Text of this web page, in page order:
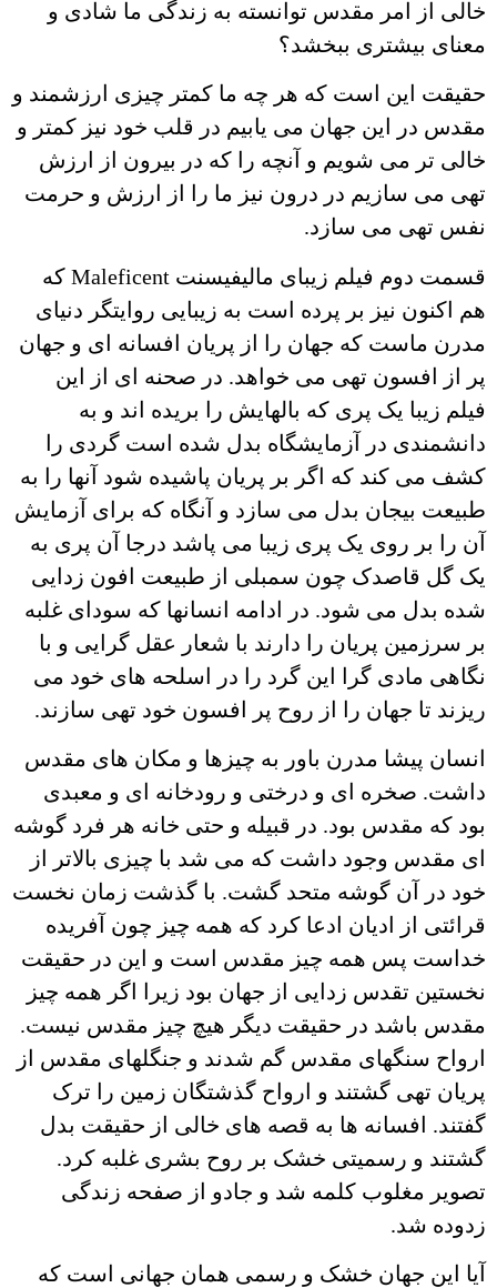
خالی از امر مقدس توانسته به زندگی ما شادی و
معنای بیشتری ببخشد؟
حقیقت این است که هر چه ما کمتر چیزی ارزشمند و
مقدس در این جهان می یابیم در قلب خود نیز کمتر و
خالی تر می شویم و آنچه را که در بیرون از ارزش
تهی می سازیم در درون نیز ما را از ارزش و حرمت
نفس تهی می سازد.
قسمت دوم فیلم زیبای مالیفیسنت Maleficent که
هم اکنون نیز بر پرده است به زیبایی روایتگر دنیای
مدرن ماست که جهان را از پریان افسانه ای و جهان
پر از افسون تهی می خواهد. در صحنه ای از این
فیلم زیبا یک پری که بالهایش را بریده اند و به
دانشمندی در آزمایشگاه بدل شده است گردی را
کشف می کند که اگر بر پریان پاشیده شود آنها را به
طبیعت بیجان بدل می سازد و آنگاه که برای آزمایش
آن را بر روی یک پری زیبا می پاشد درجا آن پری به
یک گل قاصدک چون سمبلی از طبیعت افون زدایی
شده بدل می شود. در ادامه انسانها که سودای غلبه
بر سرزمین پریان را دارند با شعار عقل گرایی و با
نگاهی مادی گرا این گرد را در اسلحه های خود می
ریزند تا جهان را از روح پر افسون خود تهی سازند.
انسان پیشا مدرن باور به چیزها و مکان های مقدس
داشت. صخره ای و درختی و رودخانه ای و معبدی
بود که مقدس بود. در قبیله و حتی خانه هر فرد گوشه
ای مقدس وجود داشت که می شد با چیزی بالاتر از
خود در آن گوشه متحد گشت. با گذشت زمان نخست
قرائتی از ادیان ادعا کرد که همه چیز چون آفریده
خداست پس همه چیز مقدس است و این در حقیقت
نخستین تقدس زدایی از جهان بود زیرا اگر همه چیز
مقدس باشد در حقیقت دیگر هیچ چیز مقدس نیست.
ارواح سنگهای مقدس گم شدند و جنگلهای مقدس از
پریان تهی گشتند و ارواح گذشتگان زمین را ترک
گفتند. افسانه ها به قصه های خالی از حقیقت بدل
گشتند و رسمیتی خشک بر روح بشری غلبه کرد.
تصویر مغلوب کلمه شد و جادو از صفحه زندگی
زدوده شد.
آیا این جهان خشک و رسمی همان جهانی است که